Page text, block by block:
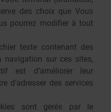
des choix que Vous
pourrez modifier à tout
texte contenant des
sur ces sites,
est d’améliorer leur
d’adresser des services
sont gérés par le